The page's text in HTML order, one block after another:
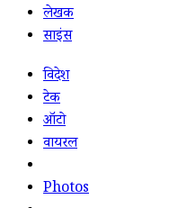
लेखक
साइंस
विदेश
टेक
ऑटो
वायरल
Photos